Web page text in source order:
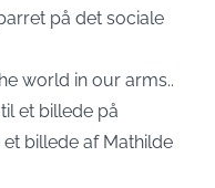
på det sociale
world in our arms..
et billede på
billede af Mathilde